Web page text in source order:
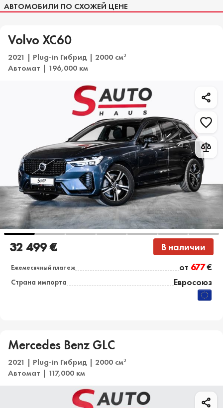
АВТОМОБИЛИ ПО СХОЖЕЙ ЦЕНЕ
Volvo XC60
2021 | Plug-in Гибрид | 2000 см3
Автомат | 196,000 км
32 499 € В наличии
Ежемесячный платеж от 677€
Страна импорта Евросоюз
Mercedes Benz GLC
2021 | Plug-in Гибрид | 2000 см3
Автомат | 117,000 км